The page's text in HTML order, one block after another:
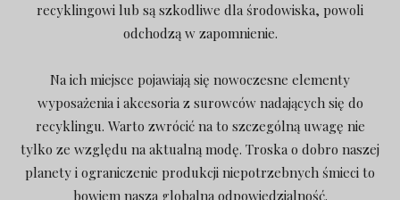
recyklingowi lub są szkodliwe dla środowiska, powoli
odchodzą w zapomnienie.
Na ich miejsce pojawiają się nowoczesne elementy
wyposażenia i akcesoria z surowców nadających się do
recyklingu. Warto zwrócić na to szczególną uwagę nie
tylko ze względu na aktualną modę. Troska o dobro naszej
planety i ograniczenie produkcji niepotrzebnych śmieci to
bowiem nasza globalna odpowiedzialność.